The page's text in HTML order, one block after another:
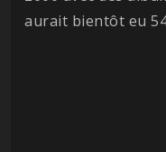
aurait bientôt eu